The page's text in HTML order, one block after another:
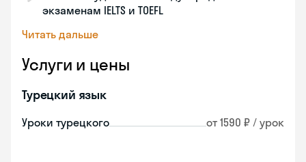
экзаменам IELTS и TOEFL
Читать дальше
Услуги и цены
Турецкий язык
Уроки турецкого от 1590 ₽ / урок